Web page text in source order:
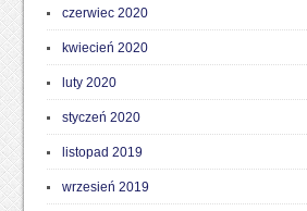
czerwiec 2020
kwiecień 2020
luty 2020
styczeń 2020
listopad 2019
wrzesień 2019